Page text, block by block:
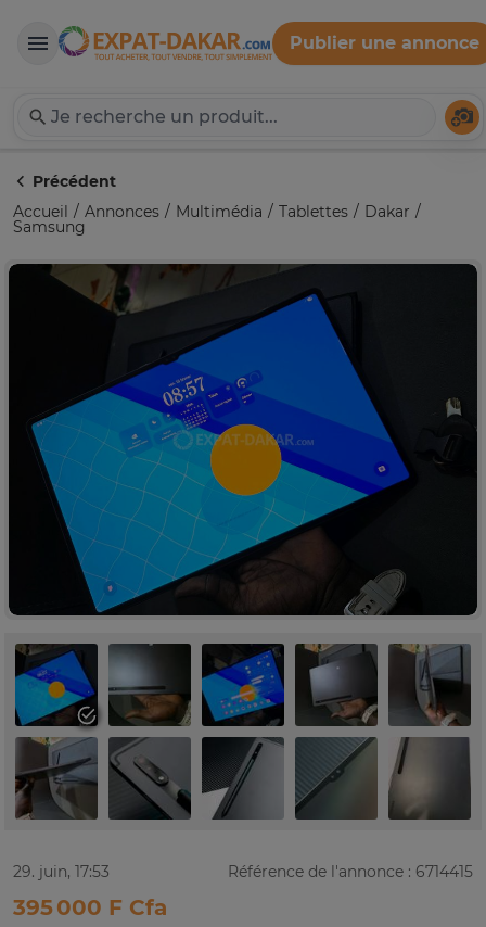
Expat-Dakar
Publier une annonce
Précédent
Accueil
Annonces Multimédia Tablettes Dakar
Samsung
29. juin, 17:53 Référence de l'annonce : 6714415
395 000 F Cfa